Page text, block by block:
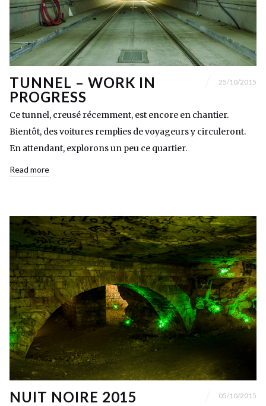
TUNNEL – WORK IN
PROGRESS
25/10/2015
Ce tunnel, creusé récemment, est encore en chantier.
Bientôt, des voitures remplies de voyageurs y circuleront.
En attendant, explorons un peu ce quartier.
Read more
NUIT NOIRE 2015 05/10/2015